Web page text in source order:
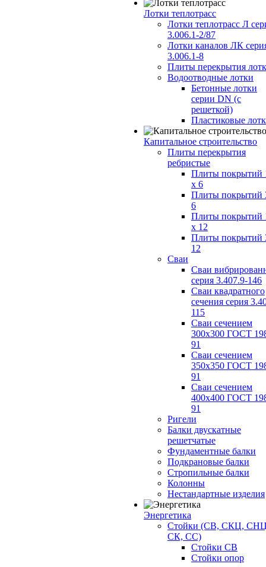
Лотки теплотрасс
Лотки теплотрасс Л
3.006.1-2/87
Лотки каналов ЛК
3.006.1-8
Плиты перекрытия
Водоотводные лотки
Бетонные лотки
серии DN (с
решеткой)
Пластиковые
Капитальное строительство
Плиты перекрытия
ребристые
Плиты покрытий
x 6
Плиты покрытий
6
Плиты покрытий
x 12
Плиты покрытий
12
Сваи
Сваи
серия 3.407.9-146
Сваи квадратного
сечения серия
115
Сваи сечением
300х300 ГОСТ
91
Сваи сечением
350х350 ГОСТ
91
Сваи сечением
400х400 ГОСТ
91
Ригели
Балки двускатные
решетчатые
Фундаментные балки
Подкрановые балки
Стропильные балки
Колонны
Нестандартные изделия
Энергетика
Стойки (СВ, СКЦ,
СК, СС)
Стойки СВ
Стойки опор